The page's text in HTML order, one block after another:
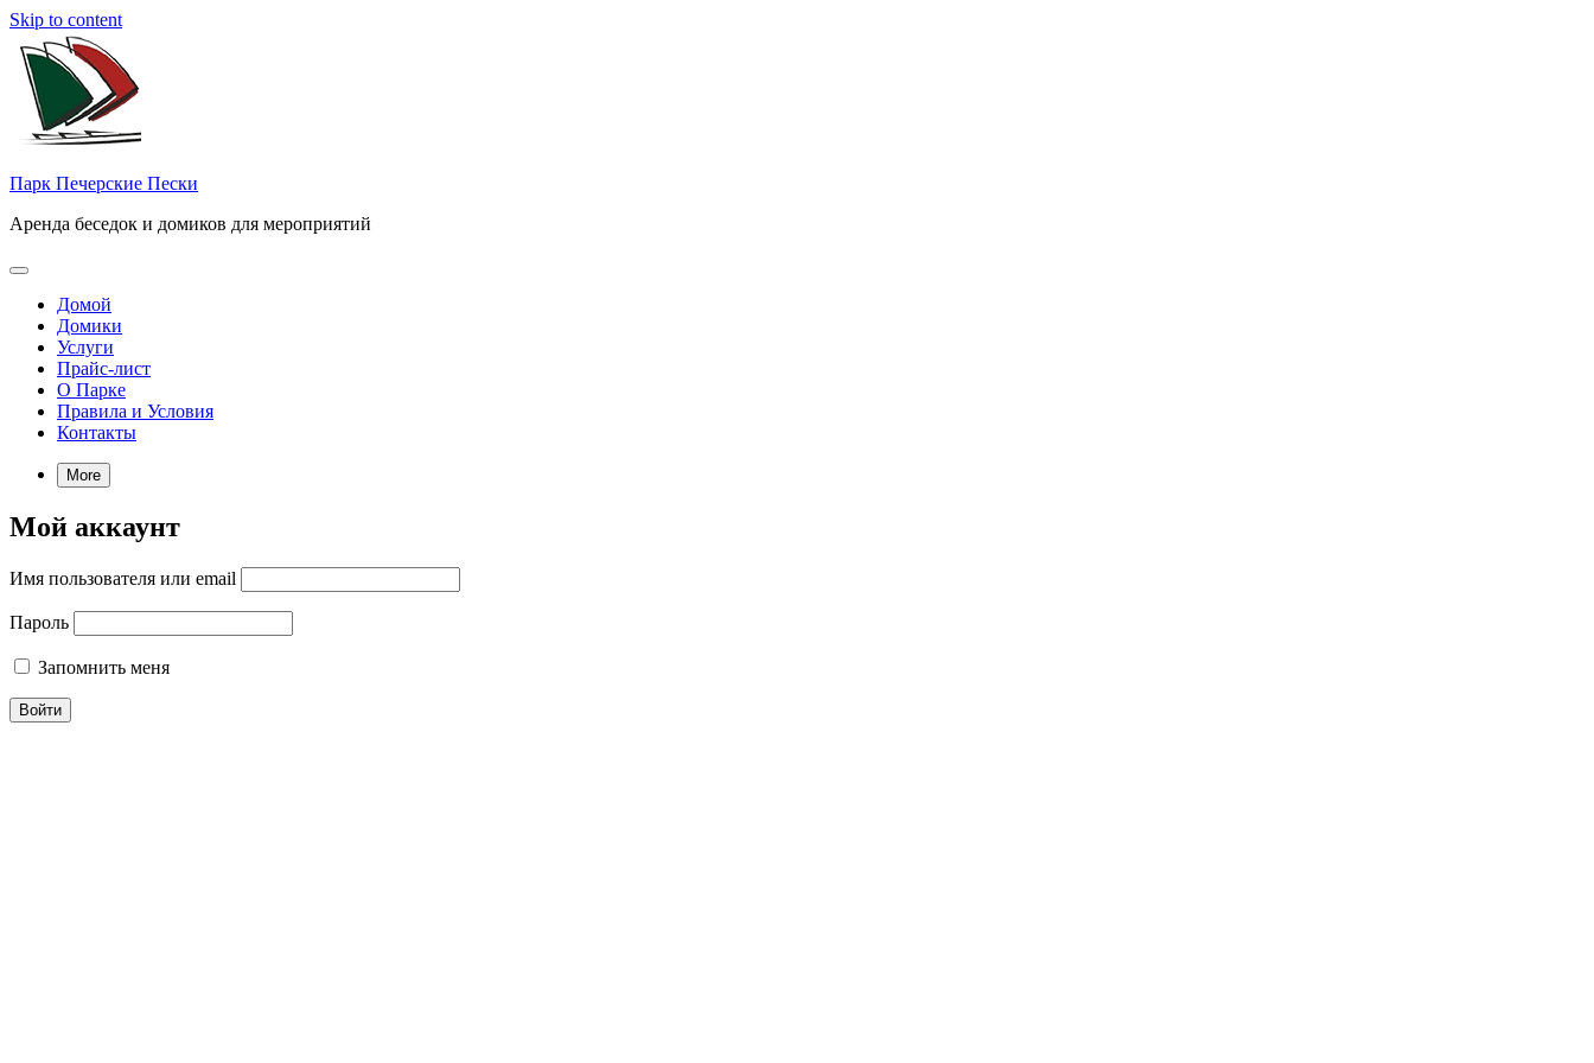
Skip to content
Парк Печерские Пески
Аренда беседок и домиков для мероприятий
Домой
Домики
Услуги
Прайс-лист
О Парке
Правила и Условия
Контакты
More
Мой аккаунт
Имя пользователя или email
Пароль
Запомнить меня